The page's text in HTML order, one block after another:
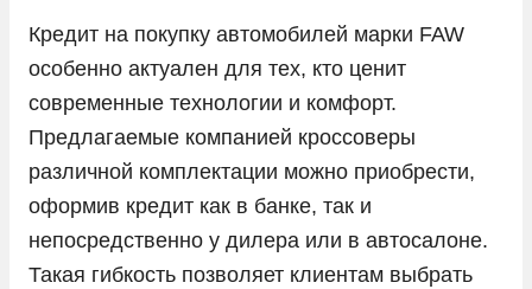
Porsche
Ram
Seres
Solaris
Кредит на покупку автомобилей марки FAW
особенно актуален для тех, кто ценит
современные технологии и комфорт.
Предлагаемые компанией кроссоверы
различной комплектации можно приобрести,
оформив кредит как в банке, так и
непосредственно у дилера или в автосалоне.
Такая гибкость позволяет клиентам выбрать